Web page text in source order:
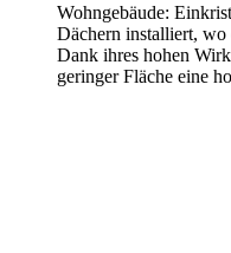
Wohngebäude:
Dächern installiert, wo
Dank ihres hohen
geringer Fläche eine